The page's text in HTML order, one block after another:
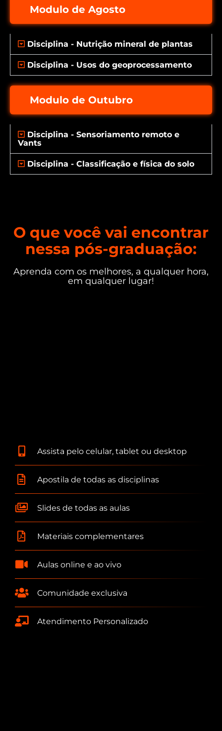
Modulo de Agosto
Disciplina - Nutrição mineral de plantas
Disciplina - Usos do geoprocessamento
Modulo de Outubro
Disciplina - Sensoriamento remoto e
Vants
Disciplina - Classificação e física do solo
O que você vai encontrar
nessa pós-graduação:
Aprenda com os melhores, a qualquer hora,
em qualquer lugar!
Assista pelo celular, tablet ou desktop
Apostila de todas as disciplinas
Slides de todas as aulas
Materiais complementares
Aulas online e ao vivo
Comunidade exclusiva
Atendimento Personalizado